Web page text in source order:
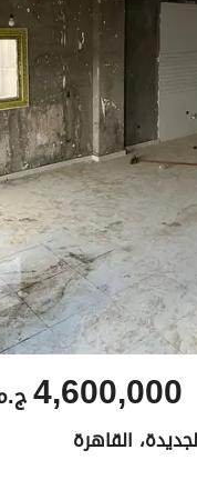
4,600,000
القاهرة